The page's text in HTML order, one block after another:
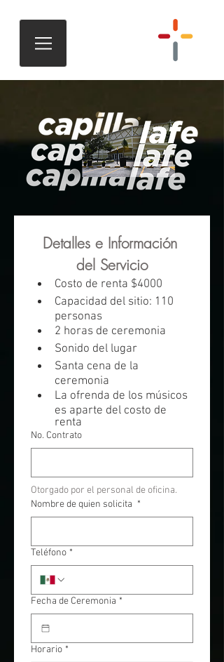
Detalles e Información
del Servicio
Costo de renta $4000
Capacidad del sitio: 110
personas
2 horas de ceremonia
Sonido del lugar
Santa cena de la
ceremonia
La ofrenda de los músicos
es aparte del costo de
renta
No. Contrato
Otorgado por el personal de oficina.
Nombre de quien solicita *
Teléfono *
Fecha de Ceremonia *
Horario *